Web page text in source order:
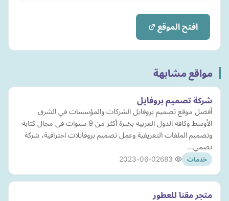
افتح الموقع
مواقع مشابهة
شركة تصميم بروفايل
أفضل موقع تصميم بروفايل الشركات والمؤسسات في الشرق
الأوسط وكافة الدول العربية بخبرة أكثر من 9 سنوات في مجال كتابة
وتصميم الملفات التعريفية وعمل تصميم بروفايلات احترافية، شركة
تصمي…
خدمات 2023-06-02
متجر مقنا للعطور